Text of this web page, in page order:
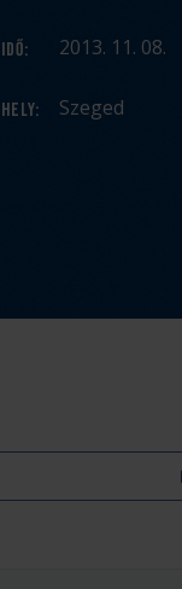
: 2013. 11. 08.
: Szeged